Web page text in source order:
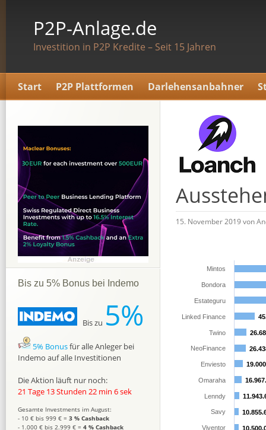
P2P-Anlage.de
Investition in P2P Kredite – Seit 15 Jahren
Start P2P Plattformen Darlehensanbahner
15. November 2019 von
Mintos
Bondora
Estateguru
Linked Finance
Twino
NeoFinance
Enviesto
Omaraha
Lenndy
Savy
Viventor
Bis zu 5% Bonus bei Indemo
Bis zu 5%
5% Bonusfür alle Anleger bei
Indemo auf alle Investitionen
Die Aktion läuft nur noch:
21 Tage 13 Stunden 22 min 5 sek
Gesamte Investments im August:
- 10 € bis 999 € = 3 % Cashback
- 1.000 € bis 2.999 € = 4 % Cashback